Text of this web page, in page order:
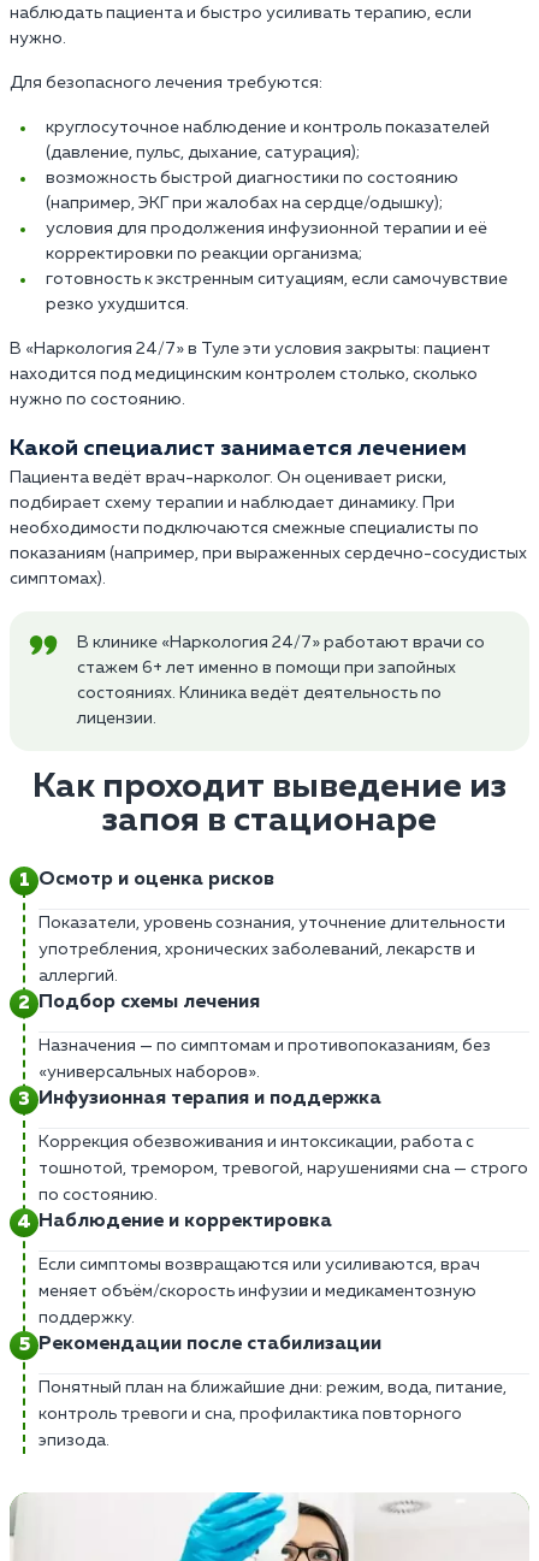
наблюдать пациента и быстро усиливать терапию, если
нужно.
Для безопасного лечения требуются:
круглосуточное наблюдение и контроль показателей
(давление, пульс, дыхание, сатурация);
возможность быстрой диагностики по состоянию
(например, ЭКГ при жалобах на сердце/одышку);
условия для продолжения инфузионной терапии и её
корректировки по реакции организма;
готовность к экстренным ситуациям, если самочувствие
резко ухудшится.
В «Наркология 24/7» в Туле эти условия закрыты: пациент
находится под медицинским контролем столько, сколько
нужно по состоянию.
Какой специалист занимается лечением
Пациента ведёт врач-нарколог. Он оценивает риски,
подбирает схему терапии и наблюдает динамику. При
необходимости подключаются смежные специалисты по
показаниям (например, при выраженных сердечно-сосудистых
симптомах).
В клинике «Наркология 24/7» работают врачи со
стажем 6+ лет именно в помощи при запойных
состояниях. Клиника ведёт деятельность по
лицензии.
Как проходит выведение из
запоя в стационаре
Осмотр и оценка рисков
Показатели, уровень сознания, уточнение длительности
употребления, хронических заболеваний, лекарств и
аллергий.
Подбор схемы лечения
Назначения — по симптомам и противопоказаниям, без
«универсальных наборов».
Инфузионная терапия и поддержка
Коррекция обезвоживания и интоксикации, работа с
тошнотой, тремором, тревогой, нарушениями сна — строго
по состоянию.
Наблюдение и корректировка
Если симптомы возвращаются или усиливаются, врач
меняет объём/скорость инфузии и медикаментозную
поддержку.
Рекомендации после стабилизации
Понятный план на ближайшие дни: режим, вода, питание,
контроль тревоги и сна, профилактика повторного
эпизода.